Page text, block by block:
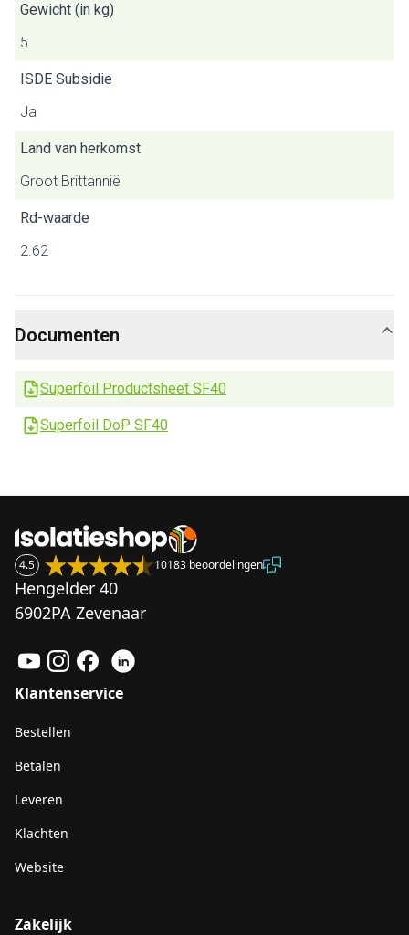
Gewicht (in kg)
5
ISDE Subsidie
Ja
Land van herkomst
Groot Brittannië
Rd-waarde
2.62
Documenten
Superfoil Productsheet SF40
Superfoil DoP SF40
4.5 10183 beoordelingen
Hengelder 40
6902PA Zevenaar
Klantenservice
Bestellen
Betalen
Leveren
Klachten
Website
Zakelijk